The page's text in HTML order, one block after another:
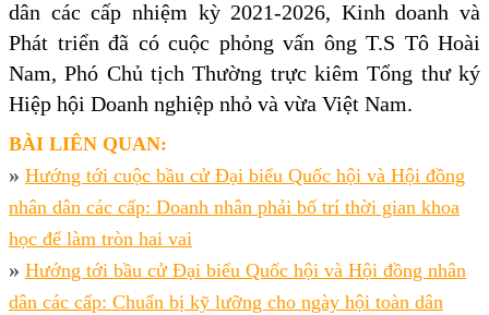
dân các cấp nhiệm kỳ 2021-2026, Kinh doanh và
Phát triển đã có cuộc phỏng vấn ông T.S Tô Hoài
Nam, Phó Chủ tịch Thường trực kiêm Tổng thư ký
Hiệp hội Doanh nghiệp nhỏ và vừa Việt Nam.
BÀI LIÊN QUAN:
» Hướng tới cuộc bầu cử Đại biểu Quốc hội và Hội đồng
nhân dân các cấp: Doanh nhân phải bố trí thời gian khoa
học để làm tròn hai vai
» Hướng tới bầu cử Đại biểu Quốc hội và Hội đồng nhân
dân các cấp: Chuẩn bị kỹ lưỡng cho ngày hội toàn dân